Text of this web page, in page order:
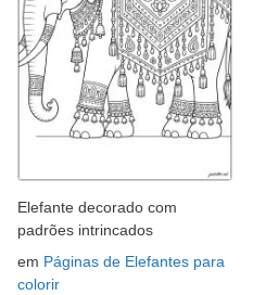
Elefante decorado com
padrões intrincados
em Páginas de Elefantes para
colorir